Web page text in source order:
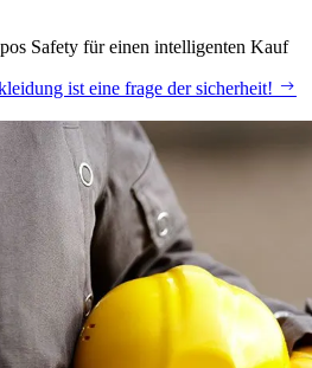
Safety für einen intelligenten Kauf
ist eine frage der sicherheit!